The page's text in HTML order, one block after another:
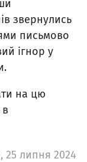
звернулись
письмово
ігнор у
на цю
25 липня 2024